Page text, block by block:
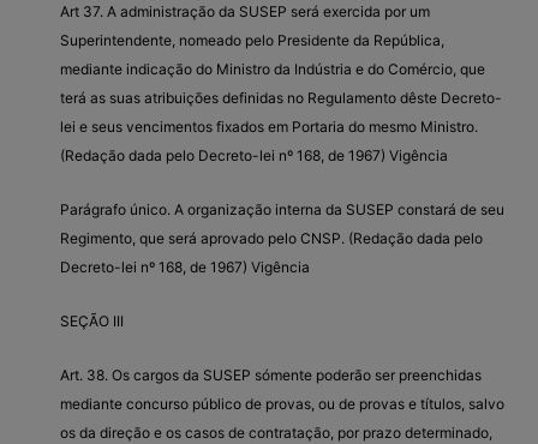
Art 37. A administração da SUSEP será exercida por um
Superintendente, nomeado pelo Presidente da República,
mediante indicação do Ministro da Indústria e do Comércio, que
terá as suas atribuições definidas no Regulamento dêste Decreto-
lei e seus vencimentos fixados em Portaria do mesmo Ministro.
(Redação dada pelo Decreto-lei nº 168, de 1967) Vigência
Parágrafo único. A organização interna da SUSEP constará de seu
Regimento, que será aprovado pelo CNSP. (Redação dada pelo
Decreto-lei nº 168, de 1967) Vigência
SEÇÃO III
Art. 38. Os cargos da SUSEP sómente poderão ser preenchidas
mediante concurso público de provas, ou de provas e títulos, salvo
os da direção e os casos de contratação, por prazo determinado,